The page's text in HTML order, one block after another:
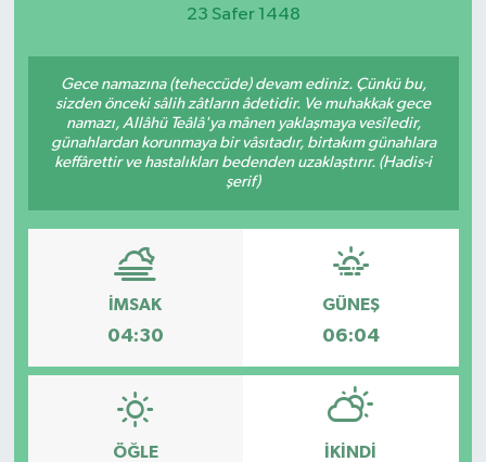
23 Safer 1448
Gece namazına (teheccüde) devam ediniz. Çünkü bu,
sizden önceki sâlih zâtların âdetidir. Ve muhakkak gece
namazı, Allâhü Teâlâ'ya mânen yaklaşmaya vesîledir,
günahlardan korunmaya bir vâsıtadır, birtakım günahlara
keffârettir ve hastalıkları bedenden uzaklaştırır. (Hadis-i
şerif)
İMSAK
04:30
GÜNEŞ
06:04
ÖĞLE İKINDI
Etkinlikler